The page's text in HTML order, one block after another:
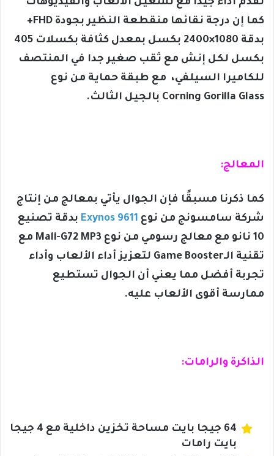
تقدم أداء جيدًا مع تشغيل الألعاب والفيديوهات
كما إن درجة نقائها منقطعة النظير بجودة FHD+
بدقة 1080×2400 بكسل بمعدل كثافة بكسلات 405
بكسل لكل إنش مع ثقب صغير جدا في المنتصف
للكاميرا السيلفي، مع طبقة حماية من نوع
Corning Gorilla Glass بالجيل الثالث.
المعالج:
كما ذكرنا مسبقًا فإن الجوال يأتي بمعالج من إنتاج
شركة سامسونج من نوع Exynos 9611 بدقة تصنيع
10 نانو مع معالج رسومي من نوع Mali-G72 MP3 مع
تقنية الـGame Booster لتعزيز أداء الألعاب وأداء
تجربة أفضل مما يعني أن الجوال تستطيع
ممارسة أقوى الألعاب عليه.
الذاكرة والرامات:
64 جيجا بايت مساحة تخزين داخلية مع 4 جيجا
بايت رامات